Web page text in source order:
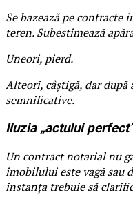
Se bazează pe
teren. Subestimează
Uneori, pierd.
Alteori, câștigă, dar după
semnificative.
Iluzia „actului
Un contract notarial nu
imobilului este vagă sau
instanța trebuie să